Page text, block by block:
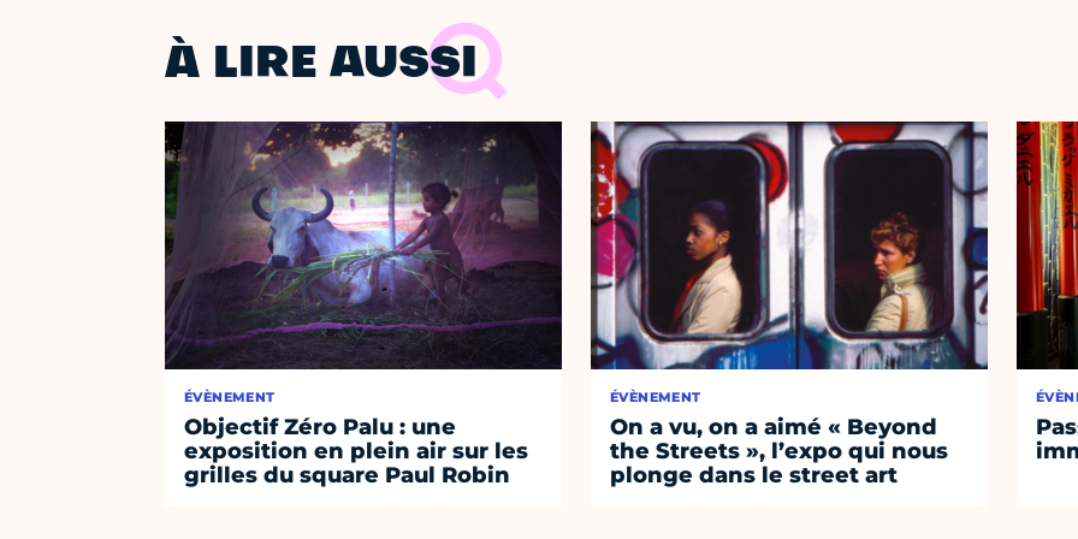
À LIRE AUSSI
ÉVÈNEMENT
Objectif Zéro Palu : une
exposition en plein air sur les
grilles du square Paul Robin
ÉVÈNEMENT
On a vu, on a aimé « Beyond
the Streets », l’expo qui nous
plonge dans le street art